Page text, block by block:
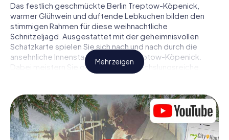
Das festlich geschmückte Berlin Treptow-Köpenick,
warmer Glühwein und duftende Lebkuchen bilden den
stimmigen Rahmen für diese weihnachtliche
Schnitzeljagd. Ausgestattet mit der geheimnisvollen
Schatzkarte spielen Sie sich nach und nach durch die
ansehnliche Innenstadt von Berlin Treptow-Köpenick.
Dabei meistern Sie gemeinsam abwechslungsreiche
Rätsel. Die Weihnachtsthematik zieht sich als roter Faden
Auf spielerische Weise erfahren Sie faszinierende
Anekdoten rund um das nahende Weihnachtsfest. Wird
es Ihnen gelingen, die Hinweise richtig zu deuten und
anderen Schatzsuchern stets einen Schritt voraus zu sein?
Mehr zeigen